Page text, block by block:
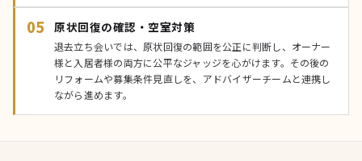
05 原状回復の確認・空室対策
退去立ち会いでは、原状回復の範囲を公正に判断し、オーナー
様と入居者様の両方に公平なジャッジを心がけます。その後の
リフォームや募集条件見直しを、アドバイザーチームと連携し
ながら進めます。